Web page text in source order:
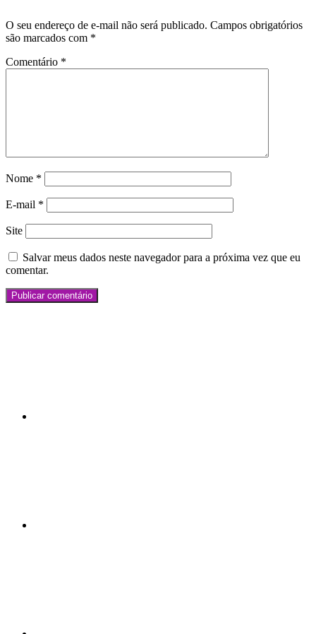
O seu endereço de e-mail não será publicado. Campos obrigatórios
são marcados com *
Comentário *
Nome *
E-mail *
Site
Salvar meus dados neste navegador para a próxima vez que eu
comentar.